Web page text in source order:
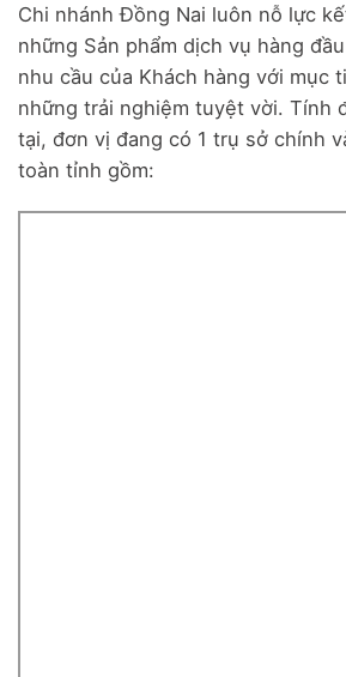
Chi nhánh Đồng Nai luôn nỗ lực
những Sản phẩm dịch vụ hàng
nhu cầu của Khách hàng với mục
những trải nghiệm tuyệt vời. Tính
tại, đơn vị đang có 1 trụ sở chính
toàn tỉnh gồm: